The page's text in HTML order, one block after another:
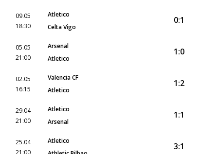
09.05
18:30
Atletico
Celta Vigo
0:1
05.05
21:00
Arsenal
Atletico
1:0
02.05
16:15
Valencia CF
Atletico
1:2
29.04
21:00
Atletico
Arsenal
1:1
25.04
21:00
Atletico
3:1